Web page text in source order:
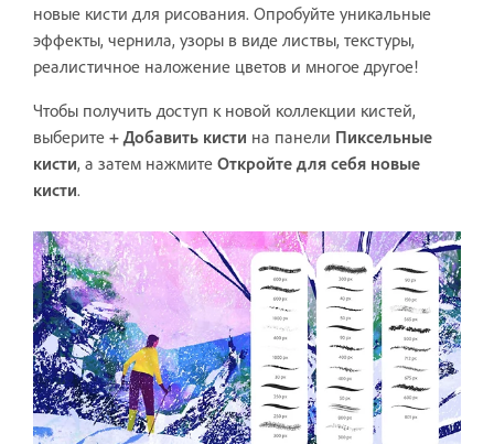
новые кисти для рисования. Опробуйте уникальные
эффекты, чернила, узоры в виде листвы, текстуры,
реалистичное наложение цветов и многое другое!
Чтобы получить доступ к новой коллекции кистей,
выберите + Добавить кисти на панели Пиксельные
кисти, а затем нажмите Откройте для себя новые
кисти.